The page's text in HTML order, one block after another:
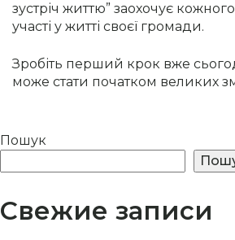
зустріч життю” заохочує
участі у житті своєї громади.
Зробіть перший крок вже
може стати початком великих
Пошук
Свежие записи